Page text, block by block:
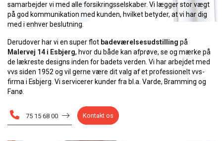
samarbejder vi med alle forsikringsselskaber. Vi lægger stor vægt
på god kommunikation med kunden, hvilket betyder, at vi har dig
med i enhver beslutning.
Derudover har vi en super flot badeværelsesudstilling på
Malervej 14 i Esbjerg, hvor du både kan afprøve, se og mærke på
de lækreste designs inden for badets verden. Vi har arbejdet med
vvs siden 1952 og vil gerne være dit valg af et professionelt vvs-
firma i Esbjerg. Vi servicerer kunder fra bl.a. Varde, Bramming og
Fanø.
75 15 68 00 Kontakt os